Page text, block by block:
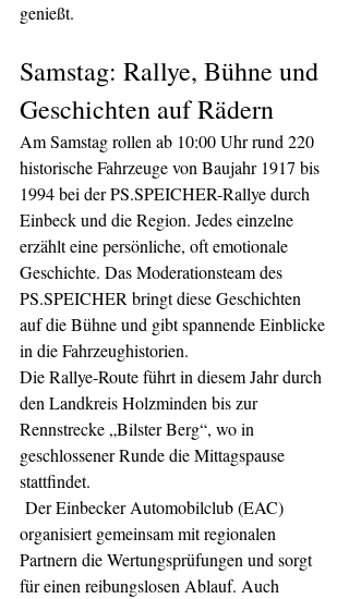
genießt.
Samstag: Rallye, Bühne und
Geschichten auf Rädern
Am Samstag rollen ab 10:00 Uhr rund 220
historische Fahrzeuge von Baujahr 1917 bis
1994 bei der PS.SPEICHER-Rallye durch
Einbeck und die Region. Jedes einzelne
erzählt eine persönliche, oft emotionale
Geschichte. Das Moderationsteam des
PS.SPEICHER bringt diese Geschichten
auf die Bühne und gibt spannende Einblicke
in die Fahrzeughistorien.
Die Rallye-Route führt in diesem Jahr durch
den Landkreis Holzminden bis zur
Rennstrecke „Bilster Berg“, wo in
geschlossener Runde die Mittagspause
stattfindet.
Der Einbecker Automobilclub (EAC)
organisiert gemeinsam mit regionalen
Partnern die Wertungsprüfungen und sorgt
für einen reibungslosen Ablauf. Auch